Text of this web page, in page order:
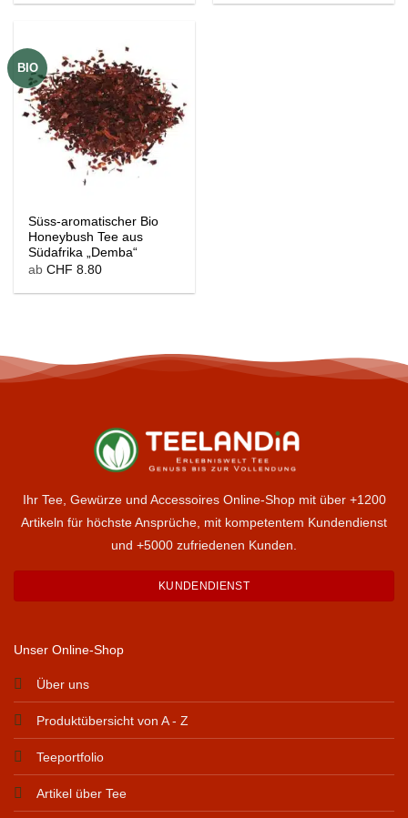
BIO
Süss-aromatischer Bio
Honeybush Tee aus
Südafrika „Demba“
abCHF 8.80
Ihr Tee, Gewürze und Accessoires Online-Shop mit über +1200
Artikeln für höchste Ansprüche, mit kompetentem Kundendienst
und +5000 zufriedenen Kunden.
KUNDENDIENST
Unser Online-Shop
Über uns
Produktübersicht von A - Z
Teeportfolio
Artikel über Tee